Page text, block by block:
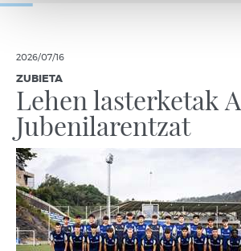
2026/07/16
ZUBIETA
Lehen lasterketak A
Jubenilarentzat